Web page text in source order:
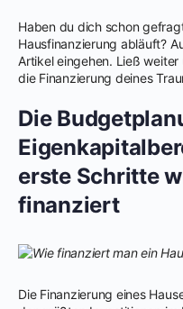
Haben du dich schon
Hausfinanzierung abläuft?
Artikel eingehen. Ließ
die Finanzierung deines
Die
erste Schritte
finanziert
Die Finanzierung eines